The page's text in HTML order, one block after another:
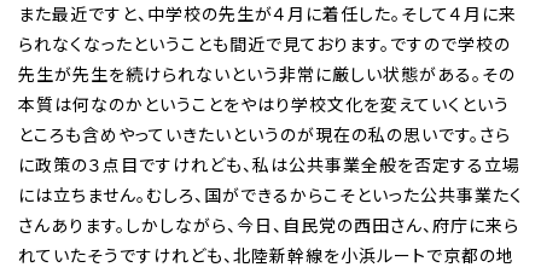
また最近ですと、中学校の先生が４月に着任した。そして４月に来
られなくなったということも間近で見ております。ですので学校の
先生が先生を続けられないという非常に厳しい状態がある。その
本質は何なのかということをやはり学校文化を変えていくという
ところも含めやっていきたいというのが現在の私の思いです。さら
に政策の３点目ですけれども、私は公共事業全般を否定する立場
には立ちません。むしろ、国ができるからこそといった公共事業たく
さんあります。しかしながら、今日、自民党の西田さん、府庁に来ら
れていたそうですけれども、北陸新幹線を小浜ルートで京都の地